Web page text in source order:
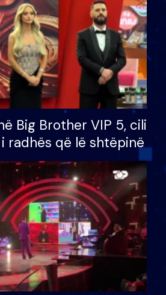
Big Brother VIP 5, cili
radhës që lë shtëpinë